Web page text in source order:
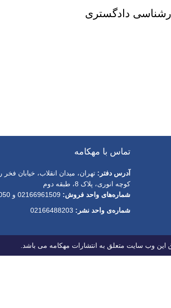
دادگستری
تماس با مهکامه
آدرس دفتر: تهران، میدان انقلاب، خیابان فخر
کوچه انوری، پلاک 8، طبقه دوم
شماره‌های واحد فروش: 02166961509 و 02166497050
شماره‌‌ی واحد نشر:
این وب سایت متعلق به انتشارات مهکامه می باشد.